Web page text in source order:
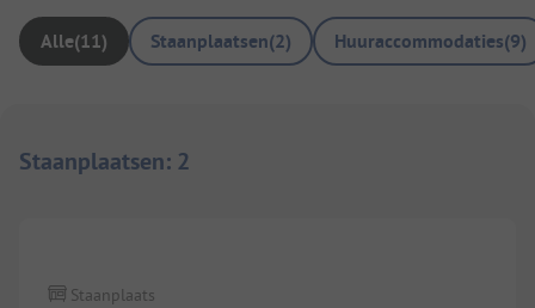
Alle(11) Staanplaatsen(2) Huuraccommodaties(9)
Staanplaatsen: 2
Staanplaats